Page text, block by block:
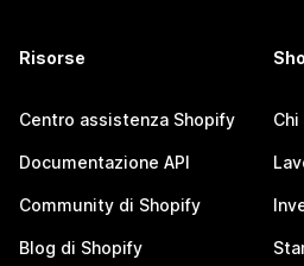
Risorse
Centro assistenza Shopify
Documentazione API
Community di Shopify
Blog di Shopify